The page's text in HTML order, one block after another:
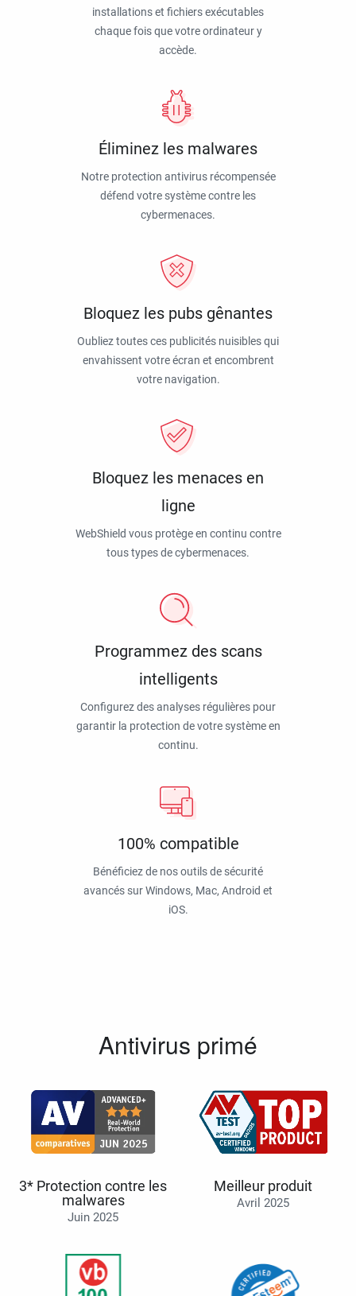
installations et fichiers exécutables
chaque fois que votre ordinateur y
accède.
Éliminez les malwares
Notre protection antivirus récompensée
défend votre système contre les
cybermenaces.
Bloquez les pubs gênantes
Oubliez toutes ces publicités nuisibles qui
envahissent votre écran et encombrent
votre navigation.
Bloquez les menaces en
ligne
WebShield vous protège en continu contre
tous types de cybermenaces.
Programmez des scans
intelligents
Configurez des analyses régulières pour
garantir la protection de votre système en
continu.
100% compatible
Bénéficiez de nos outils de sécurité
avancés sur Windows, Mac, Android et
iOS.
Antivirus primé
3* Protection contre les
malwares
Juin 2025
Meilleur produit
Avril 2025